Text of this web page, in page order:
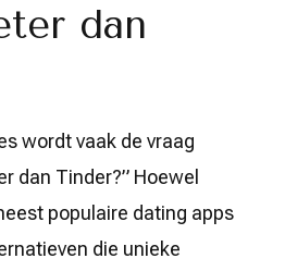
dan
wordt vaak de vraag
dan Tinder?” Hoewel
populaire dating apps
die unieke